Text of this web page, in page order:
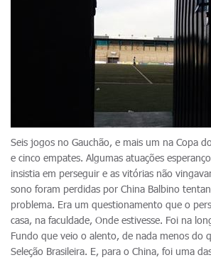
Seis jogos no Gauchão, e mais um na Copa
e cinco empates. Algumas atuações
insistia em perseguir e as vitórias não
sono foram perdidas por China Balbino
problema. Era um questionamento que o
casa, na faculdade, Onde estivesse. Foi na
Fundo que veio o alento, de nada menos do
Seleção Brasileira. E, para o China, foi uma